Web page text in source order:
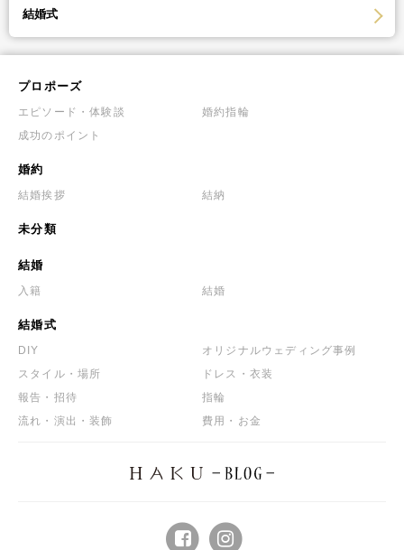
結婚式
プロポーズ
エピソード・体験談
婚約指輪
成功のポイント
婚約
結婚挨拶 結納
未分類
結婚
入籍 結婚
結婚式
DIY
オリジナルウェディング事例
スタイル・場所
ドレス・衣装
報告・招待
指輪
流れ・演出・装飾
費用・お金